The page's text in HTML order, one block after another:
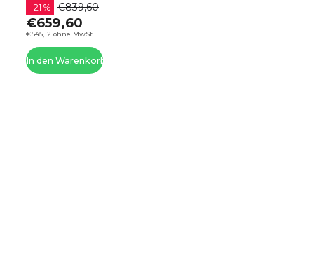
€545,12 ohne MwSt.
–21 % €839,60
€659,60
In den Warenkorb